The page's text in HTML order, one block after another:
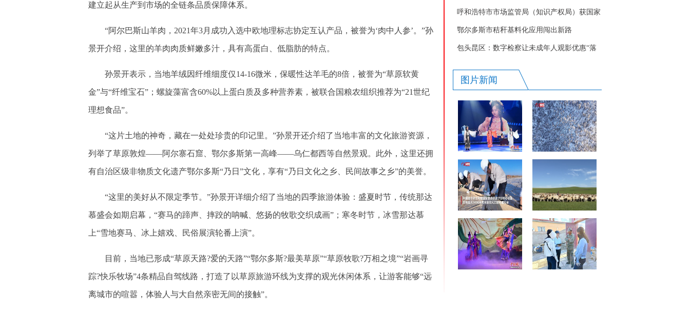
建立起从生产到市场的全链条品质保障体系。
“阿尔巴斯山羊肉，2021年3月成功入选中欧地理标志协定互认产品，被誉为‘肉中人参’。”孙
景开介绍，这里的羊肉肉质鲜嫩多汁，具有高蛋白、低脂肪的特点。
孙景开表示，当地羊绒因纤维细度仅14-16微米，保暖性达羊毛的8倍，被誉为“草原软黄
金”与“纤维宝石”；螺旋藻富含60%以上蛋白质及多种营养素，被联合国粮农组织推荐为“21世纪
理想食品”。
“这片土地的神奇，藏在一处处珍贵的印记里。”孙景开还介绍了当地丰富的文化旅游资源，
列举了草原敦煌——阿尔寨石窟、鄂尔多斯第一高峰——乌仁都西等自然景观。此外，这里还拥
有自治区级非物质文化遗产鄂尔多斯“乃日”文化，享有“乃日文化之乡、民间故事之乡”的美誉。
“这里的美好从不限定季节。”孙景开详细介绍了当地的四季旅游体验：盛夏时节，传统那达
慕盛会如期启幕，“赛马的蹄声、摔跤的呐喊、悠扬的牧歌交织成画”；寒冬时节，冰雪那达慕
上“雪地赛马、冰上嬉戏、民俗展演轮番上演”。
目前，当地已形成“草原天路?爱的天路”“鄂尔多斯?最美草原”“草原牧歌?万相之境”“岩画寻
踪?快乐牧场”4条精品自驾线路，打造了以草原旅游环线为支撑的观光休闲体系，让游客能够“远
离城市的喧嚣，体验人与大自然亲密无间的接触”。
现“强基工程”成效
呼和浩特市市场监管局（知识产权局）获国家
级荣誉
鄂尔多斯市秸秆基料化应用闯出新路
包头昆区：数字检察让未成年人观影优惠“落
图片新闻